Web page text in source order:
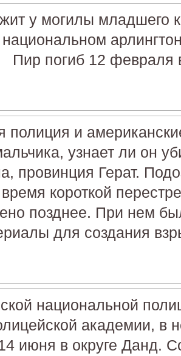
у могилы младшего
Пир погиб 12 февраля
полиция и
узнает ли он
провинция Герат.
короткой
позднее. При нем
для создания
национальной
академии, в
июня в округе Данд.